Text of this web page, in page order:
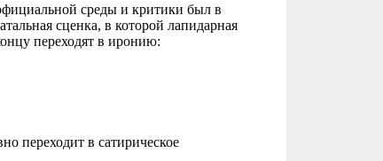
среды и критики был в
сценка, в которой лапидарная
переходят в иронию:
переходит в сатирическое